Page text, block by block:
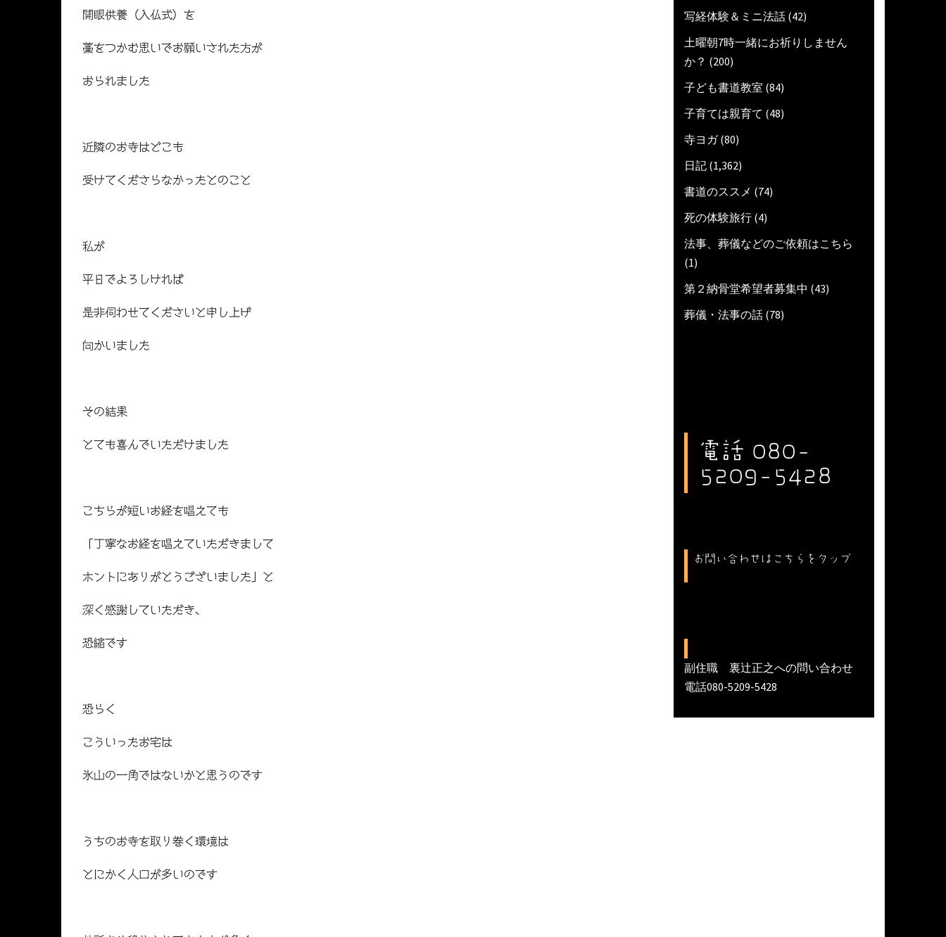
開眼供養（入仏式）を
藁をつかむ思いでお願いされた方が
おられました
近隣のお寺はどこも
受けてくださらなかったとのこと
私が
平日でよろしければ
是非伺わせてくださいと申し上げ
向かいました
その結果
とても喜んでいただけました
こちらが短いお経を唱えても
「丁寧なお経を唱えていただきまして
ホントにありがとうございました」と
深く感謝していただき、
恐縮です
恐らく
こういったお宅は
氷山の一角ではないかと思うのです
うちのお寺を取り巻く環境は
とにかく人口が多いのです
写経体験＆ミニ法話 (42)
土曜朝7時一緒にお祈りしません
か？ (200)
子ども書道教室 (84)
子育ては親育て (48)
寺ヨガ(80)
日記 (1,362)
書道のススメ (74)
死の体験旅行 (4)
法事、葬儀などのご依頼はこちら
(1)
第２納骨堂希望者募集中 (43)
葬儀・法事の話 (78)
電話 080-
5209-5428
お問い合わせはこちらをタップ
副住職 裏辻正之への問い合わせ
電話080-5209-5428